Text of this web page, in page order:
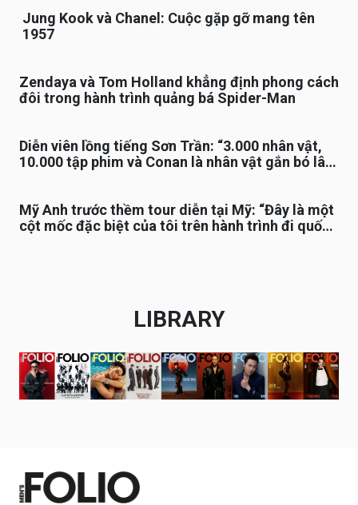
Jung Kook và Chanel: Cuộc gặp gỡ mang tên
1957
Zendaya và Tom Holland khẳng định phong cách
đôi trong hành trình quảng bá Spider-Man
Diễn viên lồng tiếng Sơn Trần: “3.000 nhân vật,
10.000 tập phim và Conan là nhân vật gắn bó lâu
Mỹ Anh trước thềm tour diễn tại Mỹ: “Đây là một
cột mốc đặc biệt của tôi trên hành trình đi quốc
LIBRARY